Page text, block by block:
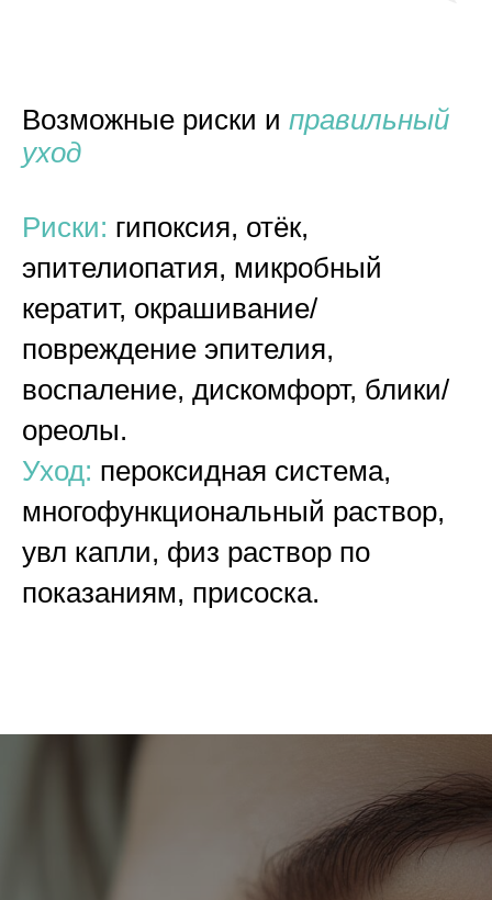
Возможные риски и правильный
уход
Риски: гипоксия, отёк,
эпителиопатия, микробный
кератит, окрашивание/
повреждение эпителия,
воспаление, дискомфорт, блики/
ореолы.
Уход: пероксидная система,
многофункциональный раствор,
увл капли, физ раствор по
показаниям, присоска.